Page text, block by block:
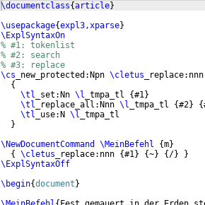
\documentclass{article}
\usepackage{expl3,xparse}
\ExplSyntaxOn
% #1: tokenlist
% #2: search
% #3: replace
\cs _new_protected:Npn \cletus
{
\tl _set:Nn \l _tmpa_tl {#1}
\tl _replace_all:Nnn \l _tmpa_tl {#2} {
\tl _use:N \l _tmpa_tl
}
\NewDocumentCommand
\MeinBefehl {m}
{
\cletus _replace:nnn {#1} {~} { /}
}
\ExplSyntaxOff
\begin{document }